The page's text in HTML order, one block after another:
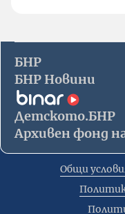
БНР
БНР Новини
Детското.БНР
Архивен фонд
Общи